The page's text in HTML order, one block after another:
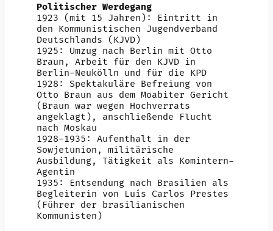
Politischer Werdegang
1923 (mit 15 Jahren): Eintritt in
den Kommunistischen Jugendverband
Deutschlands (KJVD)
1925: Umzug nach Berlin mit Otto
Braun, Arbeit für den KJVD in
Berlin-Neukölln und für die KPD
1928: Spektakuläre Befreiung von
Otto Braun aus dem Moabiter Gericht
(Braun war wegen Hochverrats
angeklagt), anschließende Flucht
nach Moskau
1928-1935: Aufenthalt in der
Sowjetunion, militärische
Ausbildung, Tätigkeit als Komintern-
Agentin
1935: Entsendung nach Brasilien als
Begleiterin von Luís Carlos Prestes
(Führer der brasilianischen
Kommunisten)